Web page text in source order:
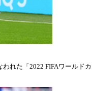
れた「2022 FIFAワールド